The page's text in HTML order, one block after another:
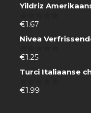
Yildriz
0
5
€1.67
Nivea
0
5
€1.25
Turci Italiaanse
0
€1.99